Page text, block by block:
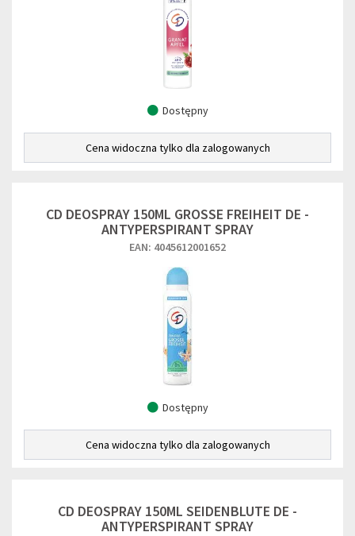
Dostępny
Cena widoczna tylko dla zalogowanych
CD DEOSPRAY 150ML GROSSE FREIHEIT DE -
ANTYPERSPIRANT SPRAY
EAN: 4045612001652
Dostępny
Cena widoczna tylko dla zalogowanych
CD DEOSPRAY 150ML SEIDENBLUTE DE -
ANTYPERSPIRANT SPRAY